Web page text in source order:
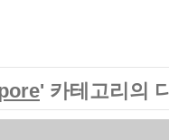
' 카테고리의